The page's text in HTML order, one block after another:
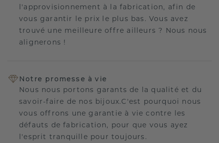
l'approvisionnement à la fabrication, afin de
vous garantir le prix le plus bas. Vous avez
trouvé une meilleure offre ailleurs ? Nous nous
alignerons !
Notre promesse à vie
Nous nous portons garants de la qualité et du
savoir-faire de nos bijoux.C'est pourquoi nous
vous offrons une garantie à vie contre les
défauts de fabrication, pour que vous ayez
l'esprit tranquille pour toujours.